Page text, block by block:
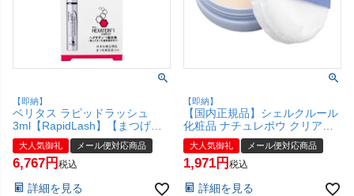
【即納】
ベリタス ラピッドラッシュ
3ml【RapidLash】【まつげ美
容液】【日本仕様正規品】ラビ
ットラッシュ【メール便対応商
品】【SBT】
大人気御礼 メール便対応商品
6,767 税込
詳細を見る
【即納】
【国内正規品】シェルクルール
化粧品 ナチュレポウ クリアパ
ウダー 10g【フェイスパウダ
ー】【メール便対応商品】
【SBT】
大人気御礼 メール便対応商品
1,971 税込
詳細を見る